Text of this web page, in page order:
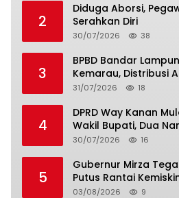
2
Diduga Aborsi,
Serahkan Diri
30/07/2026 38
3
BPBD Bandar
Kemarau, Distribusi
31/07/2026 18
4
DPRD Way Kanan
Wakil Bupati, Dua
30/07/2026 16
5
Gubernur Mirza
Putus Rantai
03/08/2026 9